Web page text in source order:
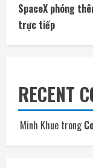
SpaceX phóng
trực tiếp
RECENT
Minh Khue trong